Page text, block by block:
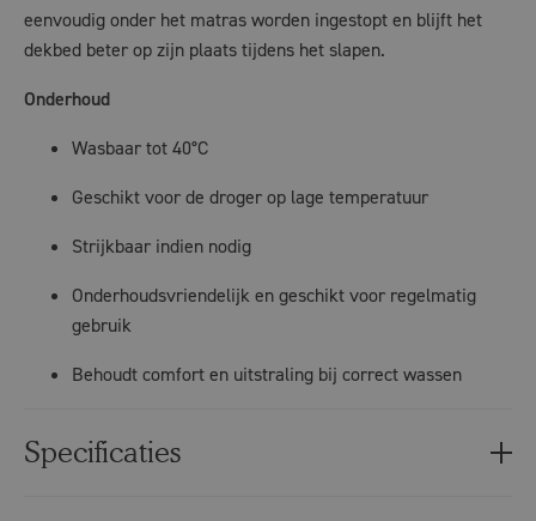
eenvoudig onder het matras worden ingestopt en blijft het
dekbed beter op zijn plaats tijdens het slapen.
Onderhoud
Wasbaar tot 40°C
Geschikt voor de droger op lage temperatuur
Strijkbaar indien nodig
Onderhoudsvriendelijk en geschikt voor regelmatig
gebruik
Behoudt comfort en uitstraling bij correct wassen
Specificaties